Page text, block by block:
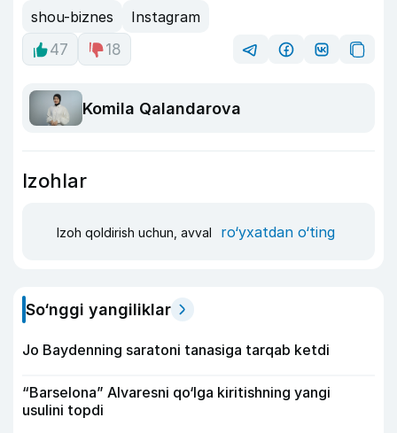
shou-biznes
Instagram
47
18
Komila Qalandarova
Izohlar
Izoh qoldirish uchun, avval ro‘yxatdan o‘ting
So‘nggi yangiliklar
Jo Baydenning saratoni tanasiga tarqab ketdi
“Barselona” Alvaresni qo‘lga kiritishning yangi
usulini topdi